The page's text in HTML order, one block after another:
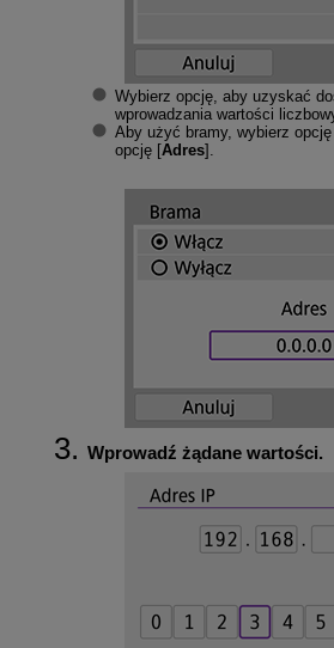
Wybierz opcję, aby uzyskać
wprowadzania wartości
Aby użyć bramy, wybierz
opcję [Adres].
Wprowadź żądane wartości.